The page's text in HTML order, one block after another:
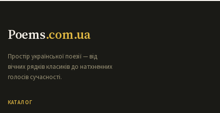
Poems.com.ua
Простір української поезії — від
вічних рядків класиків до натхненних
голосів сучасності.
КАТАЛОГ